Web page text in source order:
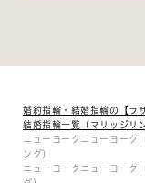
婚約指輪・結婚指輪の【ラ
結婚指輪一覧（マリッジリ
ニューヨークニューヨーク
ング）
ニューヨークニューヨーク